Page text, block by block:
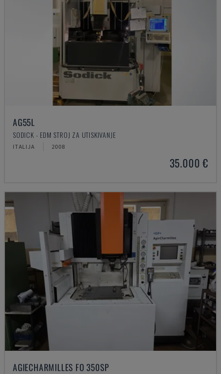
AG55L
SODICK - EDM STROJ ZA UTISKIVANJE
ITALIJA 2008
35.000 €
AGIECHARMILLES FO 350SP